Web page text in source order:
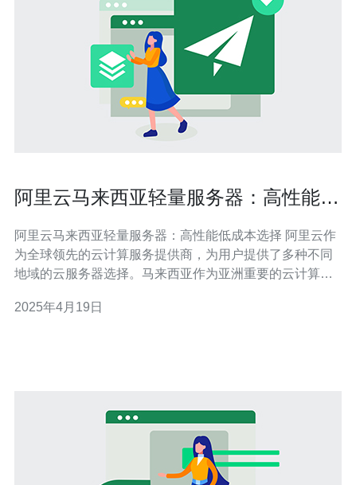
阿里云马来西亚轻量服务器：高性能低
阿里云马来西亚轻量服务器：高性能低成本选择 阿里云作
为全球领先的云计算服务提供商，为用户提供了多种不同
地域的云服务器选择。马来西亚作为亚洲重要的云计算市
阿里云马来西亚轻量服务器的特点以及其在高性能低成本
2025年4月19日